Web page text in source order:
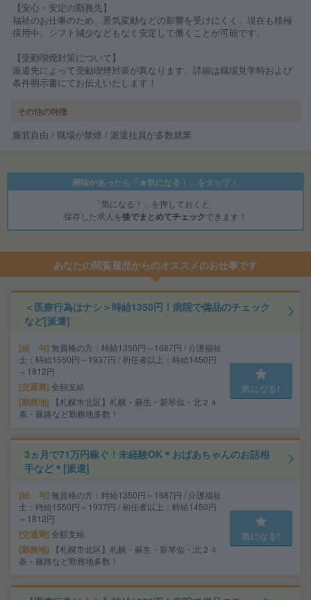
【安心・安定の勤務先】
福祉のお仕事のため、景気変動などの影響を受けにくく、現在も積極
採用中。シフト減少などもなく安定して働くことが可能です。
【受動喫煙対策について】
派遣先によって受動喫煙対策が異なります。詳細は職場見学時および
条件明示書にてお伝えいたします！
その他の特徴
服装自由 / 職場が禁煙 / 派遣社員が多数就業
興味があったら「★気になる！」をタップ！
「気になる！」を押しておくと、
保存した求人を後でまとめてチェックできます！
あなたの閲覧履歴からのオススメのお仕事です
＜医療行為はナシ＞時給1350円！病院で備品のチェック
など[派遣]
給 与 無資格の方：時給1350円～1687円 / 介護福祉
士：時給1550円～1937円 / 初任者以上：時給1450円
～1812円
交通費 全額支給
勤務地
【札幌市北区】札幌・麻生・新琴似・北２４
条・篠路など勤務地多数！
気になる!
3ヵ月で71万円稼ぐ！未経験OK＊おばあちゃんのお話相
手など＊[派遣]
給 与 無資格の方：時給1350円～1687円 / 介護福祉
士：時給1550円～1937円 / 初任者以上：時給1450円
～1812円
交通費 全額支給
勤務地
【札幌市北区】札幌・麻生・新琴似・北２４
条・篠路など勤務地多数！
気になる!